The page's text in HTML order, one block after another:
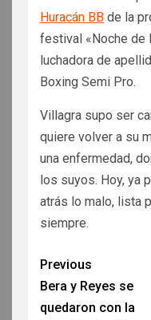
Huracán BB de la
festival «Noche de
luchadora de
Boxing Semi Pro.
Villagra supo ser
quiere volver a su
una enfermedad,
los suyos. Hoy, ya
atrás lo malo, lista
siempre.
Previous
Bera y Reyes se
quedaron con la